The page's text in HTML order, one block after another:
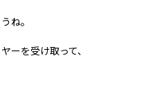
ね。
ーを受け取って、